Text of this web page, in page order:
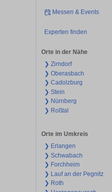
Messen & Events
Experten finden
Orte in der Nähe
❯ Zirndorf
❯ Oberasbach
❯ Cadolzburg
❯ Stein
❯ Nürnberg
❯ Roßtal
Orte im Umkreis
❯ Erlangen
❯ Schwabach
❯ Forchheim
❯ Lauf an der Pegnitz
❯ Roth